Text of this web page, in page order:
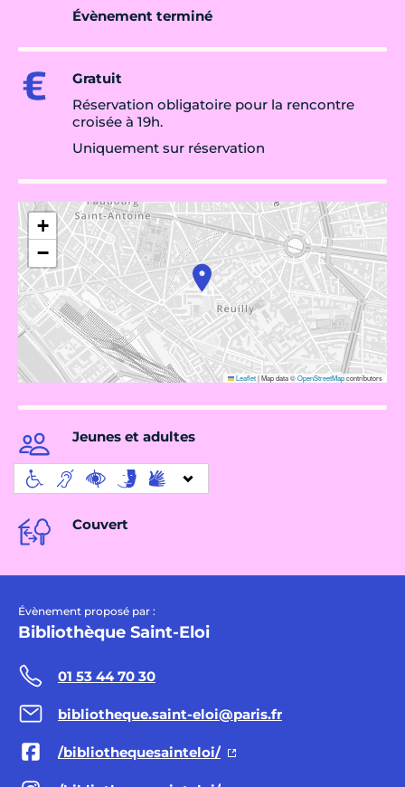
Évènement terminé
Gratuit
Réservation obligatoire pour la rencontre
croisée à 19h.
Uniquement sur réservation
+
−
Leaflet|Map data ©OpenStreetMapcontributors
Jeunes et adultes
Couvert
Évènement proposé par :
Bibliothèque Saint-Eloi
01 53 44 70 30
bibliotheque.saint-eloi@paris.fr
/bibliothequesainteloi/